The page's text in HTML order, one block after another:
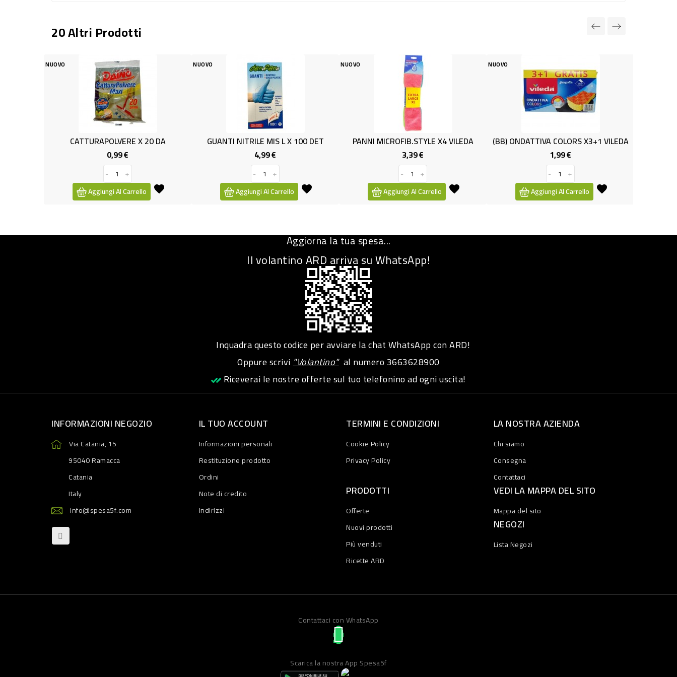
20 Altri Prodotti
NUOVO
CATTURAPOLVERE X 20 DA
0,99 €Prezzo
+
Aggiungi Al Carrello
NUOVO
GUANTI NITRILE MIS L X 100 DET
4,99 €Prezzo
+
Aggiungi Al Carrello
NUOVO
PANNI MICROFIB.STYLE X4 VILEDA
3,39 €Prezzo
+
Aggiungi Al Carrello
NUOVO
(BB) ONDATTIVA COLORS X3+1 VILEDA
1,99 €Prezzo
+
Aggiungi Al Carrello
Aggiorna la tua spesa...
Il volantino ARD arriva su WhatsApp!
Inquadra questo codice per avviare la chat WhatsApp con ARD!
Oppure scrivi"Volantino"al numero3663628900
Riceverai le nostre offerte sul tuo telefonino ad ogni uscita!
INFORMAZIONI NEGOZIO
Via Catania, 15
95040 Ramacca
Catania
Italy
info@spesa5f.com
IL TUO ACCOUNT
Informazioni personali
Restituzione prodotto
Ordini
Note di credito
Indirizzi
TERMINI E CONDIZIONI
Cookie Policy
Privacy Policy
LA NOSTRA AZIENDA
Chi siamo
Consegna
Contattaci
PRODOTTI
Offerte
Nuovi prodotti
Più venduti
Ricette ARD
VEDI LA MAPPA DEL SITO
Mappa del sito
NEGOZI
Lista Negozi
Contattaci con WhatsApp
Scarica la nostra App Spesa5f